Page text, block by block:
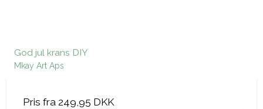
God jul krans DIY
Mkay Art Aps
Pris fra 249,95 DKK